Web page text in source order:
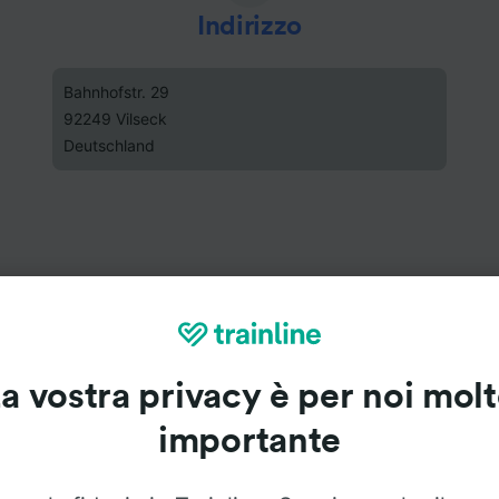
Indirizzo
Bahnhofstr. 29
92249 Vilseck
Deutschland
vostra privacy è per noi
importante